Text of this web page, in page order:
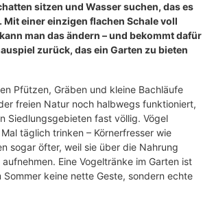
sitzen und Wasser suchen, das es
Mit einer einzigen flachen Schale voll
man das ändern – und bekommt dafür
zurück, das ein Garten zu bieten
Pfützen, Gräben und kleine Bachläufe
freien Natur noch halbwegs funktioniert,
Siedlungsgebieten fast völlig. Vögel
täglich trinken – Körnerfresser wie
sogar öfter, weil sie über die Nahrung
Eine Vogeltränke im Garten ist
keine nette Geste, sondern echte